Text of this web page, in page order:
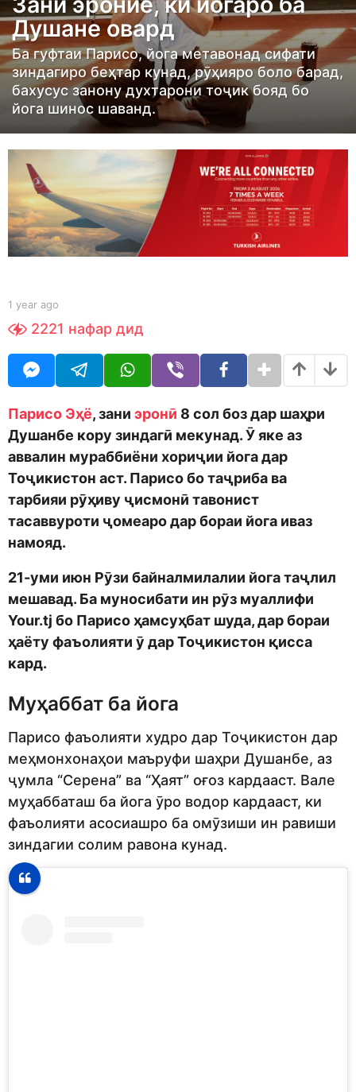
r
a
g
o
1
y
e
g
o
Душане овард
Ба гуфтаи Парисо, йога метавонад сифати
зиндагиро беҳтар кунад, рӯҳияро боло барад,
бахусус занону духтарони тоҷик бояд бо
йога шинос шаванд.
b
S
h
d
o
1 year ago
e
o
2221 нафар дид
Парисо Эҳё, зани эронӣ 8 сол боз дар шаҳри
Душанбе кору зиндагӣ мекунад. Ӯ яке аз
аввалин мураббиёни хориҷии йога дар
Тоҷикистон аст. Парисо бо таҷриба ва
тарбияи рӯҳиву ҷисмонӣ тавонист
тасаввуроти ҷомеаро дар бораи йога иваз
намояд.
21-уми июн Рӯзи байналмилалии йога таҷлил
мешавад. Ба муносибати ин рӯз муаллифи
Your.tj бо Парисо ҳамсуҳбат шуда, дар бораи
ҳаёту фаъолияти ӯ дар Тоҷикистон қисса
кард.
Муҳаббат ба йога
Парисо фаъолияти худро дар Тоҷикистон дар
меҳмонхонаҳои маъруфи шаҳри Душанбе, аз
ҷумла “Серена” ва “Ҳаят” оғоз кардааст. Вале
муҳаббаташ ба йога ӯро водор кардааст, ки
фаъолияти асосиашро ба омӯзиши ин равиши
зиндагии солим равона кунад.